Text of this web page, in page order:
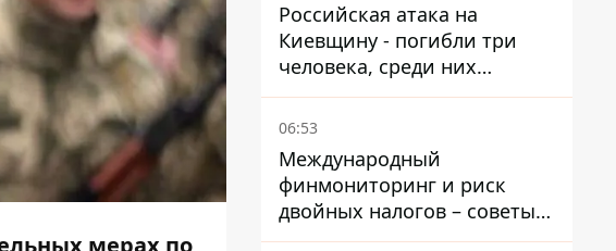
Российская атака на
Киевщину - погибли три
человека, среди них
ребенок 2022 года
рождения
06:53
Международный
финмониторинг и риск
двойных налогов – советы
украинцам в Польше